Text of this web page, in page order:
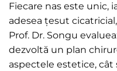
Fiecare nas este unic,
adesea țesut
Prof. Dr. Songu
dezvoltă un plan
aspectele estetice, cât